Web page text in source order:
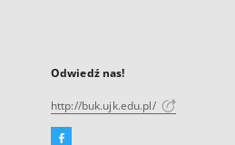
Odwiedź nas!
http://buk.ujk.edu.pl/
Facebook